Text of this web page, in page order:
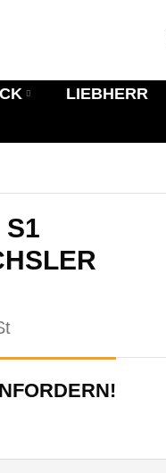
LIEBHERR
S1